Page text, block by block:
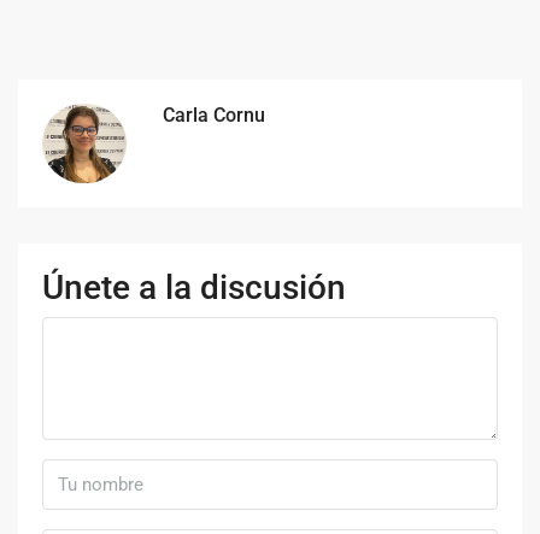
Carla Cornu
Únete a la discusión